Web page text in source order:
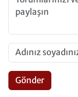
Gönder